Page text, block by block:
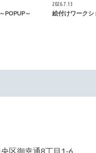
POPUP～
2026.7.13
絵付けワーク
区御幸通8丁目1-6